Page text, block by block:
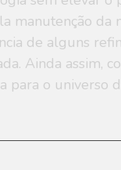
manutenção da
de alguns
Ainda assim,
para o universo